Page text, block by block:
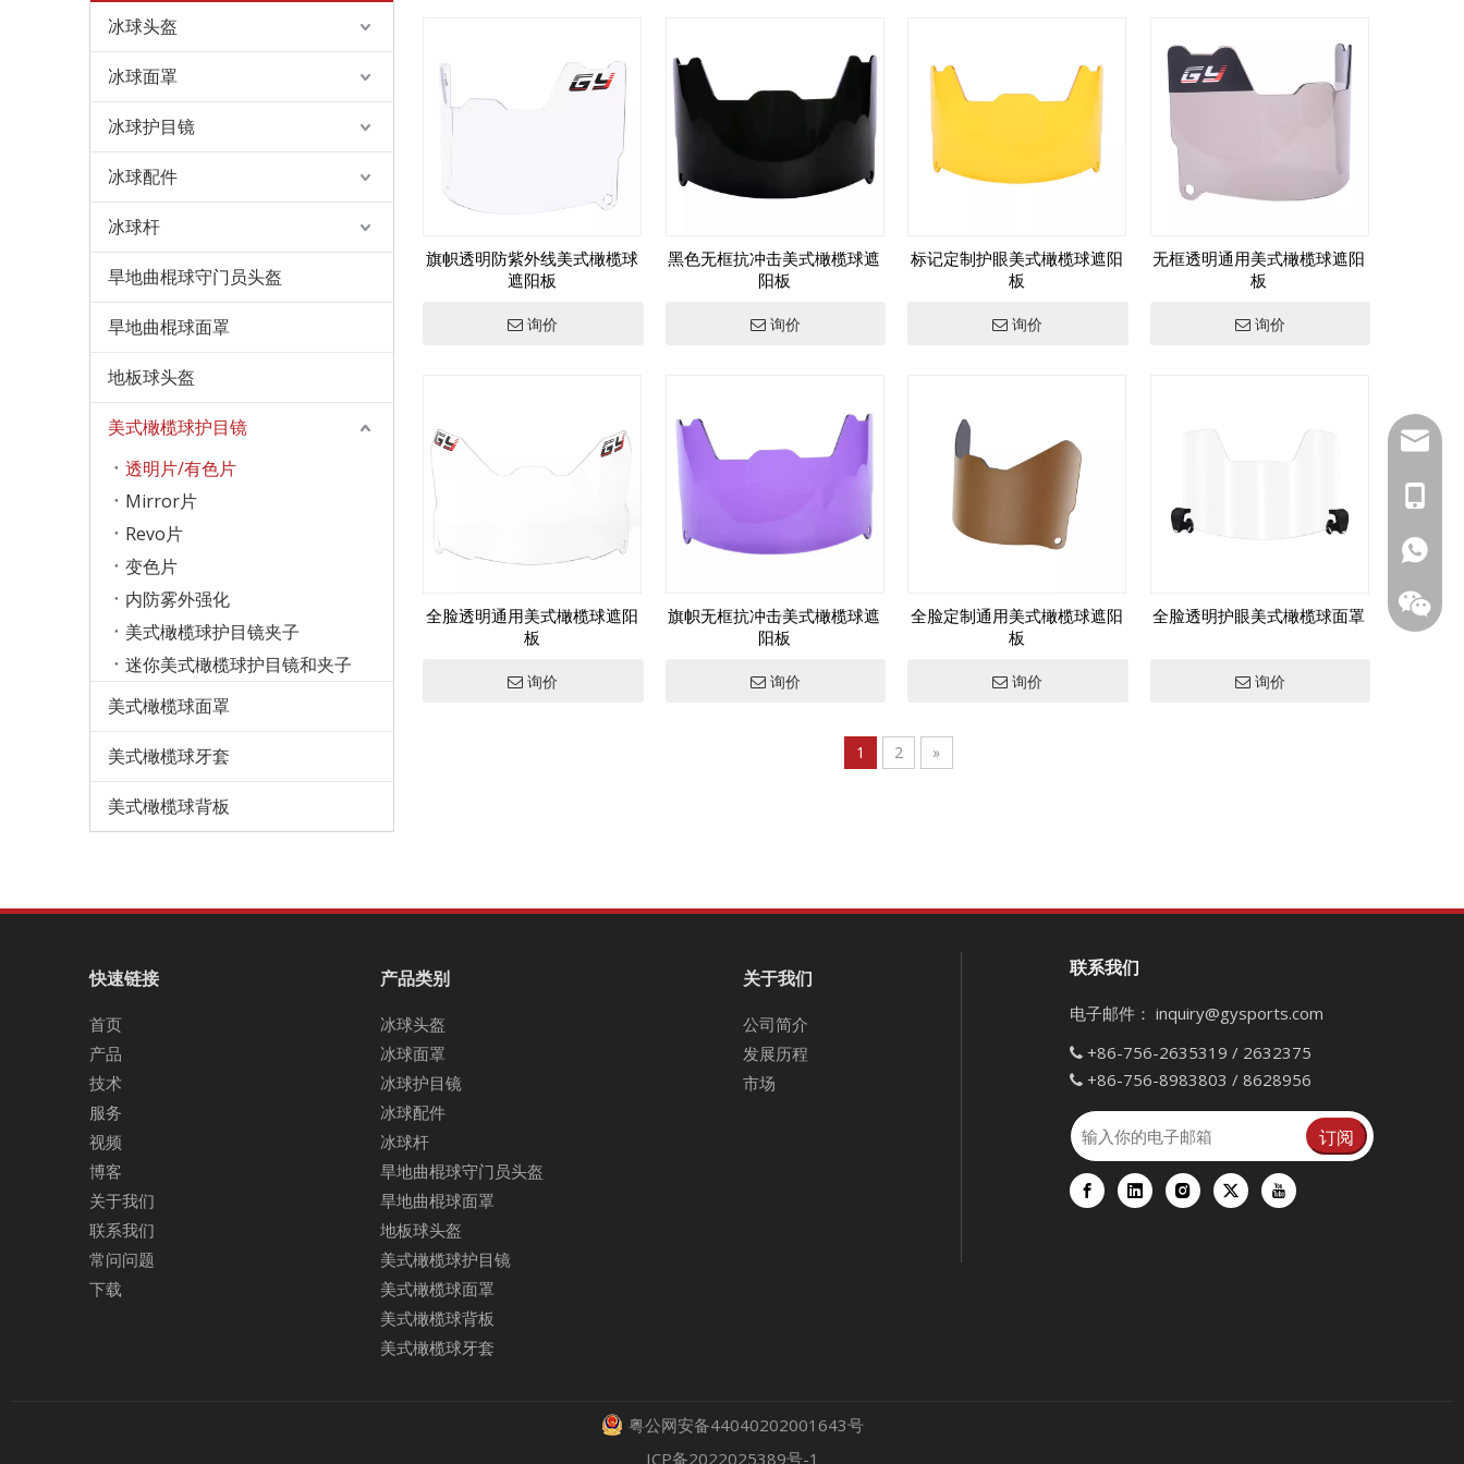
冰球头盔
冰球面罩
冰球护目镜
冰球配件
冰球杆
旱地曲棍球守门员头盔
旱地曲棍球面罩
地板球头盔
美式橄榄球护目镜
透明片/有色片
Mirror片
Revo片
变色片
内防雾外强化
美式橄榄球护目镜夹子
迷你美式橄榄球护目镜和夹子
美式橄榄球面罩
美式橄榄球牙套
美式橄榄球背板
旗帜透明防紫外线美式橄榄球
遮阳板
询价
黑色无框抗冲击美式橄榄球遮
阳板
询价
标记定制护眼美式橄榄球遮阳
板
询价
无框透明通用美式橄榄球遮阳
板
询价
全脸透明通用美式橄榄球遮阳
板
询价
旗帜无框抗冲击美式橄榄球遮
阳板
询价
全脸定制通用美式橄榄球遮阳
板
询价
全脸透明护眼美式橄榄球面罩
询价
1 2 »
快速链接
首页
产品
技术
服务
视频
博客
关于我们
联系我们
常问问题
下载
产品类别
冰球头盔
冰球面罩
冰球护目镜
冰球配件
冰球杆
旱地曲棍球守门员头盔
旱地曲棍球面罩
地板球头盔
美式橄榄球护目镜
美式橄榄球面罩
美式橄榄球背板
美式橄榄球牙套
关于我们
公司简介
发展历程
市场
联系我们
电子邮件： inquiry@gysports.com
 +86-756-2635319 / 2632375
 +86-756-8983803 / 8628956
订阅
+1
粤公网安备44040202001643号
ICP备2022025389号-1